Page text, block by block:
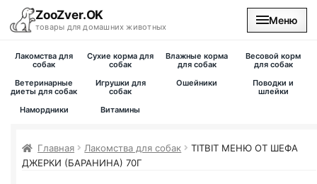
ZooZver.OK
товары для домашних животных
Меню
На главную
Лакомства для
собак
Сухие корма для
собак
Влажные корма
для собак
Весовой корм
для собак
Ветеринарные
диеты для собак
Игрушки для
собак
Ошейники
Поводки и
шлейки
Намордники
Витамины
Главная Лакомства для собак
TITBIT МЕНЮ ОТ ШЕФА
ДЖЕРКИ (БАРАНИНА) 70Г